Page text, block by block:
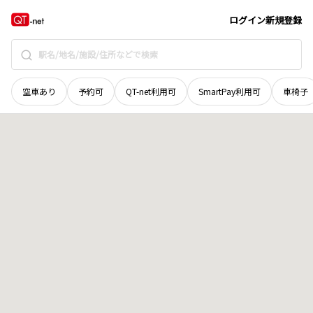
ログイン新規登録
空車あり 予約可 QT-net利用可 SmartPay利用可 車椅子
栃木県